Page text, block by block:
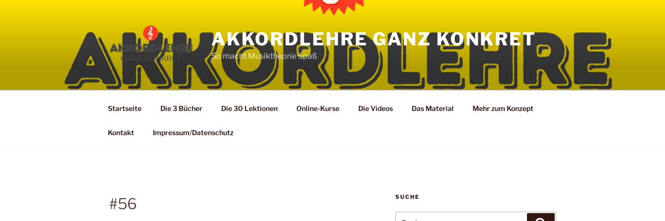
AKKORDLEHRE GANZ KONKRET
So macht Musiktheorie Spaß
Startseite Die 3 Bücher Die 30 Lektionen Online-Kurse Die Videos Das Material Mehr zum Konzept
Kontakt Impressum/Datenschutz
#56 SUCHE